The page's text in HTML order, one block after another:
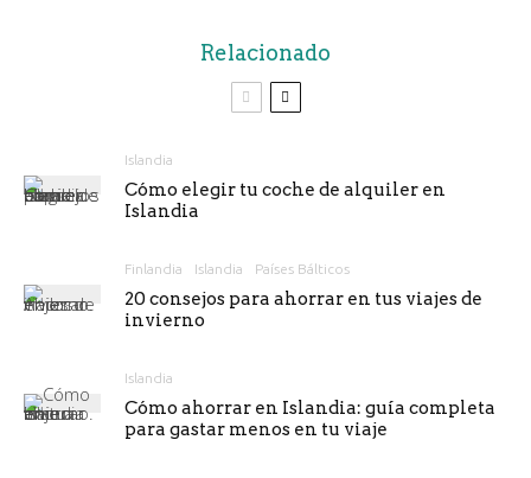
Relacionado
Islandia
Cómo elegir tu coche de alquiler en
Islandia
Finlandia Islandia Países Bálticos
20 consejos para ahorrar en tus viajes de
invierno
Islandia
Cómo ahorrar en Islandia: guía completa
para gastar menos en tu viaje